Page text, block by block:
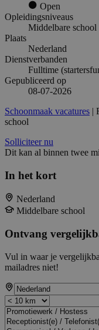
Open
Opleidingsniveaus
Middelbare school
Plaats
Nederland
Dienstverbanden
Fulltime
Gepubliceerd op
08-07-2026
Schoonmaak vacatures |
school
Solliciteer nu
Dit kan al binnen twee
In het kort
Nederland
Middelbare school
Ontvang
Vul in waar je
mailadres niet!